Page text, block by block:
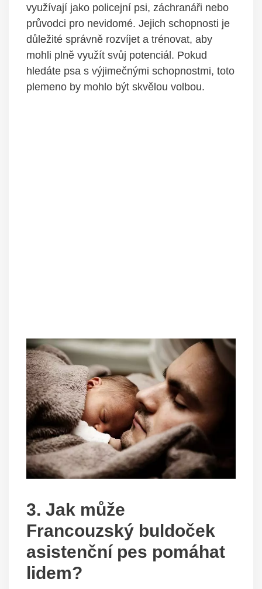
využívají jako policejní psi, záchranáři nebo
průvodci pro nevidomé. Jejich schopnosti je
důležité správně rozvíjet a trénovat, aby
mohli plně využít svůj potenciál. Pokud
hledáte psa s výjimečnými schopnostmi, toto
plemeno by mohlo být skvělou volbou.
3. Jak může
Francouzský buldoček
asistenční pes pomáhat
lidem?